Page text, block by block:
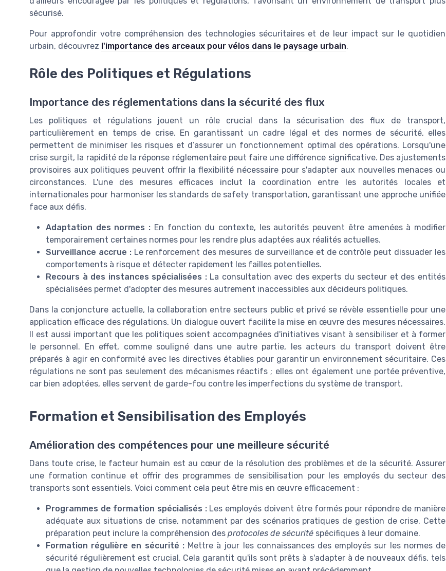
sécurisé.
Pour approfondir votre compréhension des technologies sécuritaires et de leur impact sur le quotidien
urbain, découvrez l'importance des arceaux pour vélos dans le paysage urbain.
Rôle des Politiques et Régulations
Importance des réglementations dans la sécurité des flux
Les politiques et régulations jouent un rôle crucial dans la sécurisation des flux de transport,
particulièrement en temps de crise. En garantissant un cadre légal et des normes de sécurité, elles
permettent de minimiser les risques et d’assurer un fonctionnement optimal des opérations. Lorsqu'une
crise surgit, la rapidité de la réponse réglementaire peut faire une différence significative. Des ajustements
provisoires aux politiques peuvent offrir la flexibilité nécessaire pour s'adapter aux nouvelles menaces ou
circonstances. L'une des mesures efficaces inclut la coordination entre les autorités locales et
internationales pour harmoniser les standards de safety transportation, garantissant une approche unifiée
face aux défis.
Adaptation des normes : En fonction du contexte, les autorités peuvent être amenées à modifier
temporairement certaines normes pour les rendre plus adaptées aux réalités actuelles.
Surveillance accrue :Le renforcement des mesures de surveillance et de contrôle peut dissuader les
comportements à risque et détecter rapidement les failles potentielles.
Recours à des instances spécialisées :La consultation avec des experts du secteur et des entités
spécialisées permet d'adopter des mesures autrement inaccessibles aux décideurs politiques.
Dans la conjoncture actuelle, la collaboration entre secteurs public et privé se révèle essentielle pour une
application efficace des régulations. Un dialogue ouvert facilite la mise en œuvre des mesures nécessaires.
Il est aussi important que les politiques soient accompagnées d'initiatives visant à sensibiliser et à former
le personnel. En effet, comme souligné dans une autre partie, les acteurs du transport doivent être
préparés à agir en conformité avec les directives établies pour garantir un environnement sécuritaire. Ces
régulations ne sont pas seulement des mécanismes réactifs ; elles ont également une portée préventive,
car bien adoptées, elles servent de garde-fou contre les imperfections du système de transport.
Formation et Sensibilisation des Employés
Amélioration des compétences pour une meilleure sécurité
Dans toute crise, le facteur humain est au cœur de la résolution des problèmes et de la sécurité. Assurer
une formation continue et offrir des programmes de sensibilisation pour les employés du secteur des
transports sont essentiels. Voici comment cela peut être mis en œuvre efficacement :
Programmes de formation spécialisés :Les employés doivent être formés pour répondre de manière
adéquate aux situations de crise, notamment par des scénarios pratiques de gestion de crise. Cette
préparation peut inclure la compréhension des protocoles de sécurité spécifiques à leur domaine.
Formation régulière en sécurité :Mettre à jour les connaissances des employés sur les normes de
sécurité régulièrement est crucial. Cela garantit qu'ils sont prêts à s'adapter à de nouveaux défis, tels